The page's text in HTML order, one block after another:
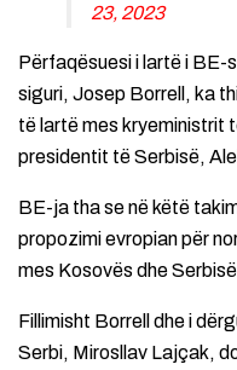
23, 2023
Përfaqësuesi i lartë i BE-
siguri, Josep Borrell, ka
të lartë mes kryeministrit
presidentit të Serbisë,
BE-ja tha se në këtë
propozimi evropian për
mes Kosovës dhe
Fillimisht Borrell dhe i
Serbi, Mirosllav Lajçak,